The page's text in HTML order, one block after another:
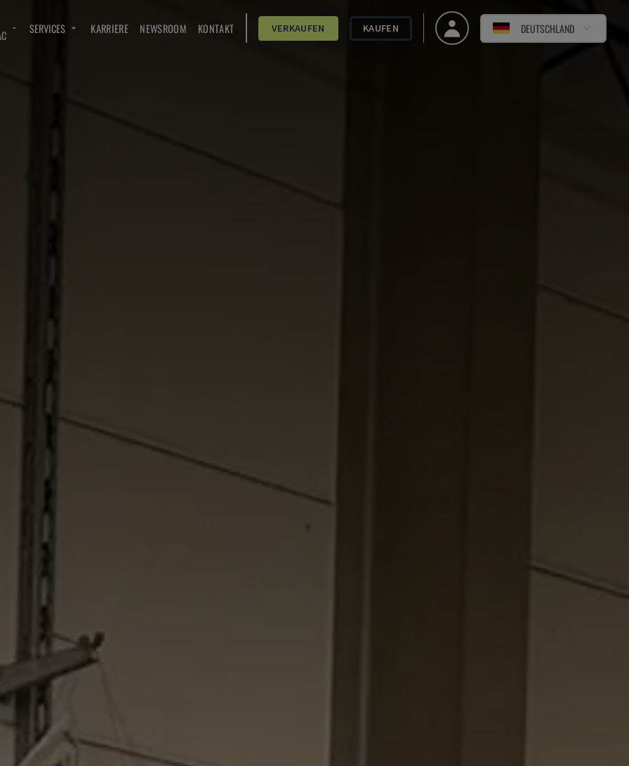
SERVICES KARRIERE NEWSROOM KONTAKT VERKAUFEN KAUFEN DEUTSCHLAND